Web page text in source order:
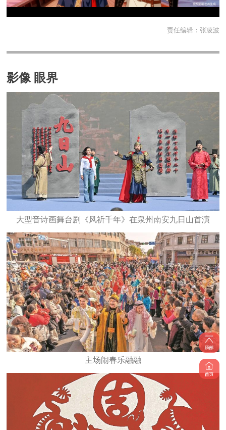
责任编辑： 张凌波
影像 眼界
大型音诗画舞台剧《风祈千年》在泉州南安九日山首演
主场闹春乐融融